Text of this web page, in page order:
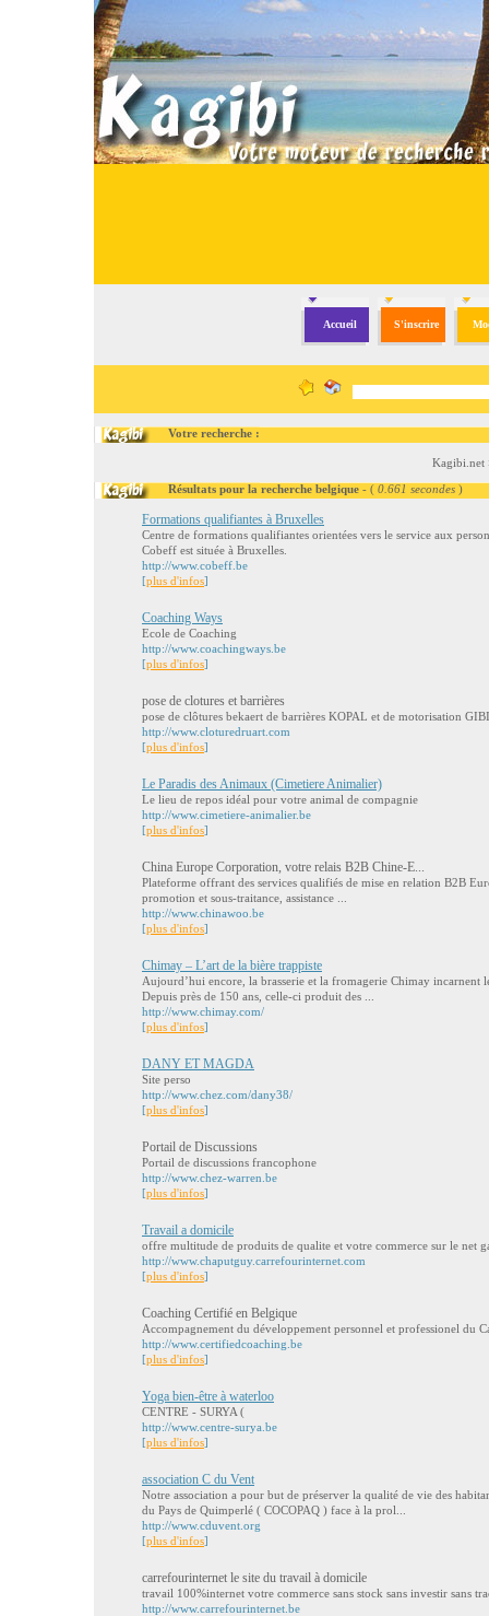
Accueil S'inscrire
Votre recherche :
Kagibi.net
Résultats pour la recherche belgique - ( 0.661 secondes )
Formations qualifiantes à Bruxelles
Centre de formations qualifiantes orientées vers le service aux
Cobeff est située à Bruxelles.
http://www.cobeff.be
[plus d'infos]
Coaching Ways
Ecole de Coaching
http://www.coachingways.be
[plus d'infos]
pose de clotures et barrières
pose de clôtures bekaert de barrières KOPAL et de motorisation
http://www.cloturedruart.com
[plus d'infos]
Le Paradis des Animaux (Cimetiere Animalier)
Le lieu de repos idéal pour votre animal de compagnie
http://www.cimetiere-animalier.be
[plus d'infos]
China Europe Corporation, votre relais B2B Chine-E...
Plateforme offrant des services qualifiés de mise en relation B2B
promotion et sous-traitance, assistance ...
http://www.chinawoo.be
[plus d'infos]
Chimay – L’art de la bière trappiste
Aujourd’hui encore, la brasserie et la fromagerie Chimay incarnent
Depuis près de 150 ans, celle-ci produit des ...
http://www.chimay.com/
[plus d'infos]
DANY ET MAGDA
Site perso
http://www.chez.com/dany38/
[plus d'infos]
Portail de Discussions
Portail de discussions francophone
http://www.chez-warren.be
[plus d'infos]
Travail a domicile
offre multitude de produits de qualite et votre commerce sur le net
http://www.chaputguy.carrefourinternet.com
[plus d'infos]
Coaching Certifié en Belgique
Accompagnement du développement personnel et professionel du
http://www.certifiedcoaching.be
[plus d'infos]
Yoga bien-être à waterloo
CENTRE - SURYA (
http://www.centre-surya.be
[plus d'infos]
association C du Vent
Notre association a pour but de préserver la qualité de vie des
du Pays de Quimperlé ( COCOPAQ ) face à la prol...
http://www.cduvent.org
[plus d'infos]
carrefourinternet le site du travail à domicile
travail 100%internet votre commerce sans stock sans investir sans
http://www.carrefourinternet.be